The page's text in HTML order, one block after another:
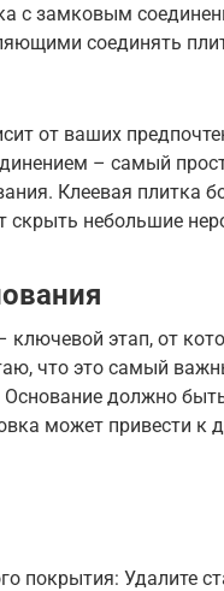
с замковым
соединять
от ваших
– самый
Клеевая плитка
скрыть небольшие
ключевой этап, от
что это самый
Основание должно
может привести
покрытия: Удалите